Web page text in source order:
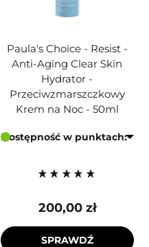
Paula's Choice - Resist -
Anti-Aging Clear Skin
Hydrator -
Przeciwzmarszczkowy
Krem na Noc - 50ml
Dostępność w punktach:
200,00 zł
SPRAWDŹ